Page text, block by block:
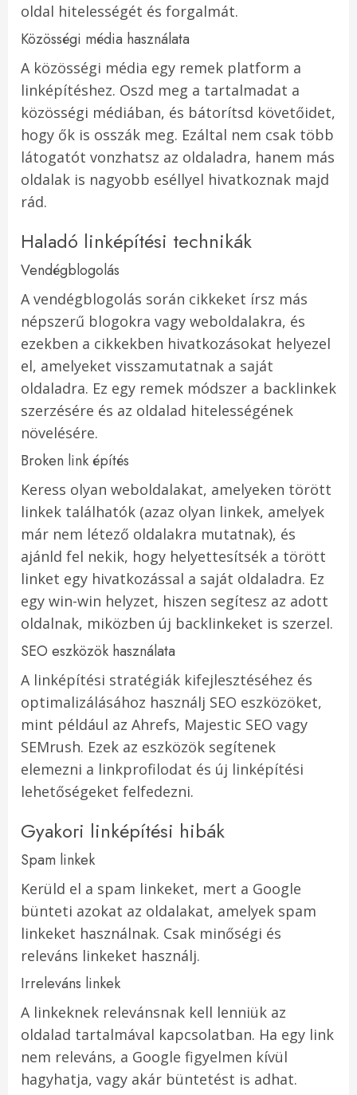
oldal hitelességét és forgalmát.
Közösségi média használata
A közösségi média egy remek platform a
linképítéshez. Oszd meg a tartalmadat a
közösségi médiában, és bátorítsd követőidet,
hogy ők is osszák meg. Ezáltal nem csak több
látogatót vonzhatsz az oldaladra, hanem más
oldalak is nagyobb eséllyel hivatkoznak majd
rád.
Haladó linképítési technikák
Vendégblogolás
A vendégblogolás során cikkeket írsz más
népszerű blogokra vagy weboldalakra, és
ezekben a cikkekben hivatkozásokat helyezel
el, amelyeket visszamutatnak a saját
oldaladra. Ez egy remek módszer a backlinkek
szerzésére és az oldalad hitelességének
növelésére.
Broken link építés
Keress olyan weboldalakat, amelyeken törött
linkek találhatók (azaz olyan linkek, amelyek
már nem létező oldalakra mutatnak), és
ajánld fel nekik, hogy helyettesítsék a törött
linket egy hivatkozással a saját oldaladra. Ez
egy win-win helyzet, hiszen segítesz az adott
oldalnak, miközben új backlinkeket is szerzel.
SEO eszközök használata
A linképítési stratégiák kifejlesztéséhez és
optimalizálásához használj SEO eszközöket,
mint például az Ahrefs, Majestic SEO vagy
SEMrush. Ezek az eszközök segítenek
elemezni a linkprofilodat és új linképítési
lehetőségeket felfedezni.
Gyakori linképítési hibák
Spam linkek
Kerüld el a spam linkeket, mert a Google
bünteti azokat az oldalakat, amelyek spam
linkeket használnak. Csak minőségi és
releváns linkeket használj.
Irreleváns linkek
A linkeknek relevánsnak kell lenniük az
oldalad tartalmával kapcsolatban. Ha egy link
nem releváns, a Google figyelmen kívül
hagyhatja, vagy akár büntetést is adhat.